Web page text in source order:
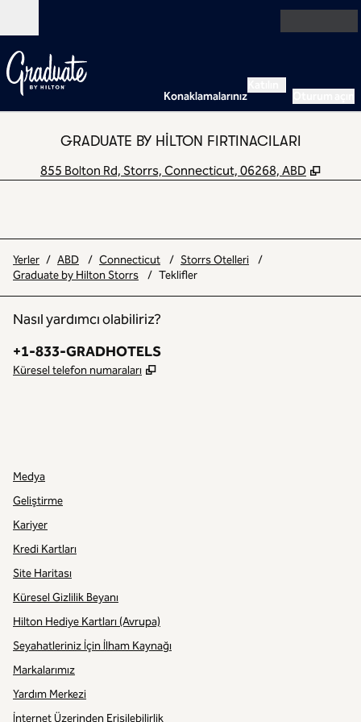
Açık
Konaklamalarınız
GRADUATE BY HILTON FIRTINACILARI
855 Bolton Rd, Storrs, Connecticut, 06268, ABD ,
Yerler / ABD / Connecticut / Storrs Otelleri
/
Graduate by Hilton Storrs
/ Teklifler
Nasıl yardımcı olabiliriz?
Telefon:
+1-833-GRADHOTELS
Küresel telefon numaraları ,
Medya
Geliştirme
Kariyer
Kredi Kartları
Site Haritası
Küresel Gizlilik Beyanı
Hilton Hediye Kartları (Avrupa)
Seyahatleriniz İçin İlham Kaynağı
Markalarımız
Yardım Merkezi
İnternet Üzerinden Erişilebilirlik